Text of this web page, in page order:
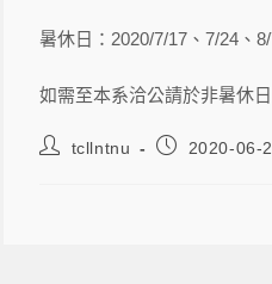
暑休日：2020/7/17、7/24、
如需至本系洽公請於非暑休
tcllntnu 2020-06-